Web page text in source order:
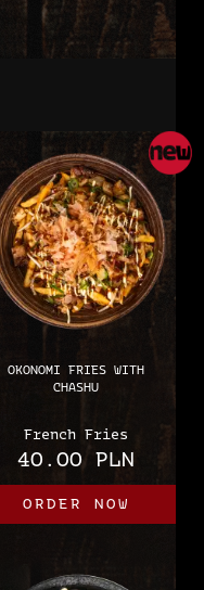
OKONOMI FRIES WITH
CHASHU
French Fries
40.00 PLN
ORDER NOW